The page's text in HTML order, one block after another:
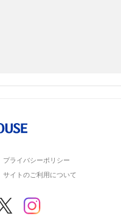
プライバシーポリシー
サイトのご利用について